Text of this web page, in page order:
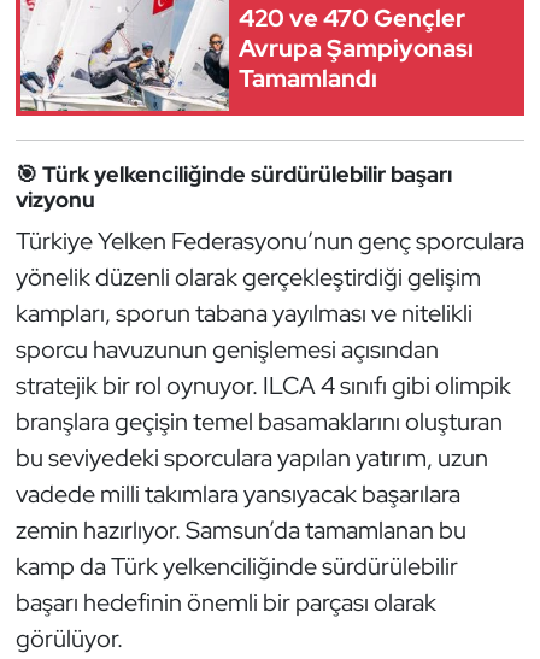
420 ve 470 Gençler
Avrupa Şampiyonası
Tamamlandı
🎯 Türk yelkenciliğinde sürdürülebilir başarı
vizyonu
Türkiye Yelken Federasyonu’nun genç sporculara
yönelik düzenli olarak gerçekleştirdiği gelişim
kampları, sporun tabana yayılması ve nitelikli
sporcu havuzunun genişlemesi açısından
stratejik bir rol oynuyor. ILCA 4 sınıfı gibi olimpik
branşlara geçişin temel basamaklarını oluşturan
bu seviyedeki sporculara yapılan yatırım, uzun
vadede milli takımlara yansıyacak başarılara
zemin hazırlıyor. Samsun’da tamamlanan bu
kamp da Türk yelkenciliğinde sürdürülebilir
başarı hedefinin önemli bir parçası olarak
görülüyor.
Okçuluk
Optimist
Özel Sporcular
Paralimpik
Ragbi
Satranç
Su Topu
Sualtı Sporları
Tekvando
Tenis